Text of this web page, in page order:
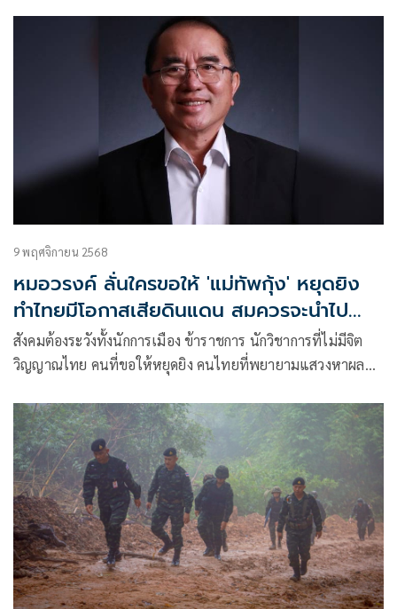
9 พฤศจิกายน 2568
หมอวรงค์ ลั่นใครขอให้ 'แม่ทัพกุ้ง' หยุดยิง
ทำไทยมีโอกาสเสียดินแดน สมควรจะนำไป
ประหารชีวิต
สังคมต้องระวังทั้งนักการเมือง ข้าราชการ นักวิชาการที่ไม่มีจิต
วิญญาณไทย คนที่ขอให้หยุดยิง คนไทยที่พยายามแสวงหาผล